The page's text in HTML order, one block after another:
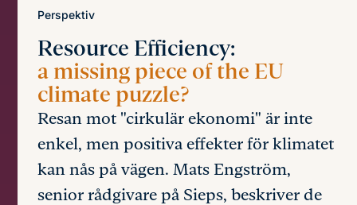
Perspektiv
Resource Efficiency:
a missing piece of the EU
climate puzzle?
Resan mot "cirkulär ekonomi" är inte
enkel, men positiva effekter för klimatet
kan nås på vägen. Mats Engström,
senior rådgivare på Sieps, beskriver de